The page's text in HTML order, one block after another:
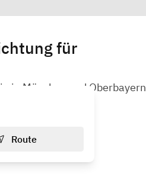
für
in München und Oberbayern
Route